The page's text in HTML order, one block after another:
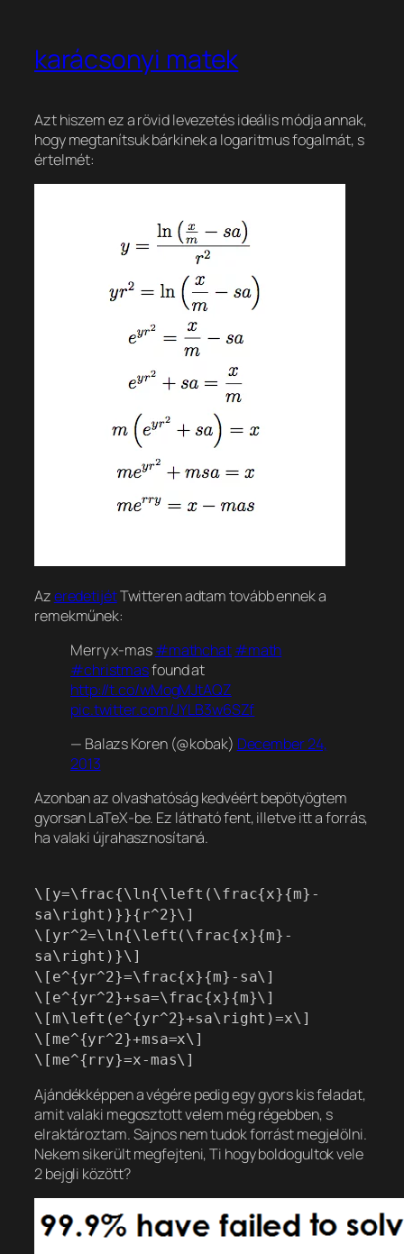
karácsonyi matek
Azt hiszem ez a rövid levezetés ideális módja annak,
hogy megtanítsuk bárkinek a logaritmus fogalmát, s
értelmét:
AzeredetijétTwitteren adtam tovább ennek a
remekműnek:
Merry x-mas#mathchat#math
#christmasfound at
http://t.co/wMogMJtAQZ
pic.twitter.com/JYLB3w6SZf
— Balazs Koren (@kobak) December 24,
2013
Azonban az olvashatóság kedvéért bepötyögtem
gyorsan LaTeX-be. Ez látható fent, illetve itt a forrás,
ha valaki újrahasznosítaná.
\[y=\frac{\ln{\left(\frac{x}{m}-
sa\right)}}{r^2}\]
\[yr^2=\ln{\left(\frac{x}{m}-
sa\right)}\]
\[e^{yr^2}=\frac{x}{m}-sa\]
\[e^{yr^2}+sa=\frac{x}{m}\]
\[m\left(e^{yr^2}+sa\right)=x\]
\[me^{yr^2}+msa=x\]
\[me^{rry}=x-mas\]
Ajándékképpen a végére pedig egy gyors kis feladat,
amit valaki megosztott velem még régebben, s
elraktároztam. Sajnos nem tudok forrást megjelölni.
Nekem sikerült megfejteni, Ti hogy boldogultok vele
2 bejgli között?